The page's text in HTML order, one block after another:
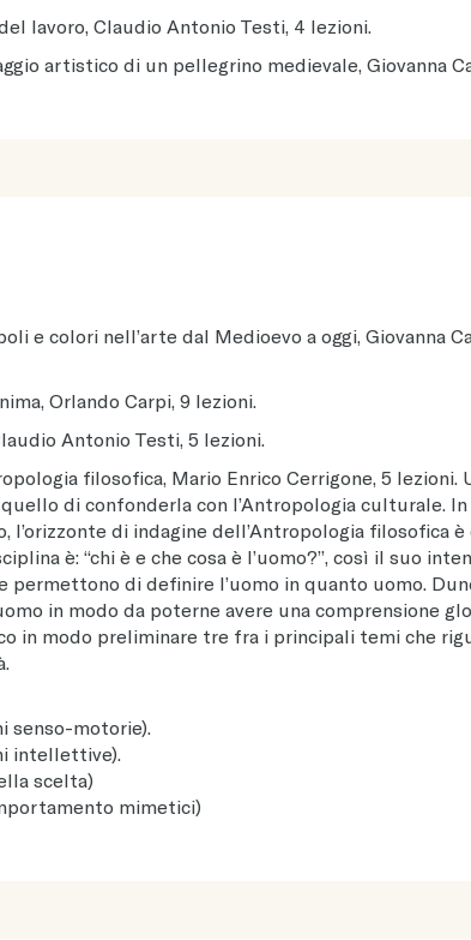
lavoro, Claudio Antonio Testi, 4 lezioni.
artistico di un pellegrino medievale, Giovanna
e colori nell’arte dal Medioevo a oggi, Giovanna
Orlando Carpi, 9 lezioni.
Antonio Testi, 5 lezioni.
filosofica, Mario Enrico Cerrigone, 5
di confonderla con l’Antropologia culturale.
l’orizzonte di indagine dell’Antropologia filosofica
è: “chi è e che cosa è l’uomo?”, così il suo
permettono di definire l’uomo in quanto uomo.
in modo da poterne avere una comprensione
in modo preliminare tre fra i principali temi che
senso-motorie).
intellettive).
scelta)
mimetici)